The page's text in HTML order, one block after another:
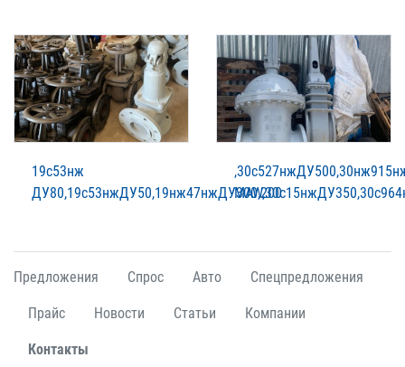
19с53нж
ДУ80,19с53нжДУ50,19нж47нжДУ300,200
Предложения Спрос Авто Спецпредложения
Прайс Новости Статьи Компании
Контакты